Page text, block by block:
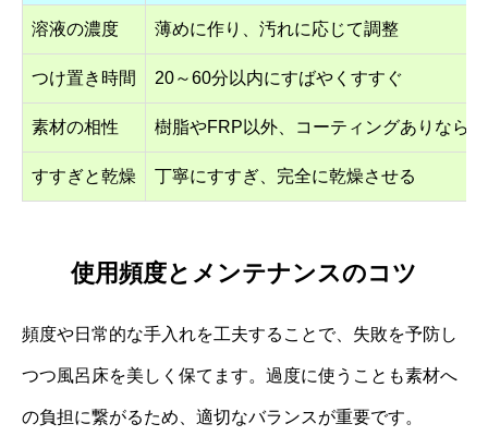
溶液の濃度 薄めに作り、汚れに応じて調整
つけ置き時間 20～60分以内にすばやくすすぐ
素材の相性 樹脂やFRP以外、コーティングありなら
すすぎと乾燥 丁寧にすすぎ、完全に乾燥させる
使用頻度とメンテナンスのコツ
頻度や日常的な手入れを工夫することで、失敗を予防し
つつ風呂床を美しく保てます。過度に使うことも素材へ
の負担に繋がるため、適切なバランスが重要です。